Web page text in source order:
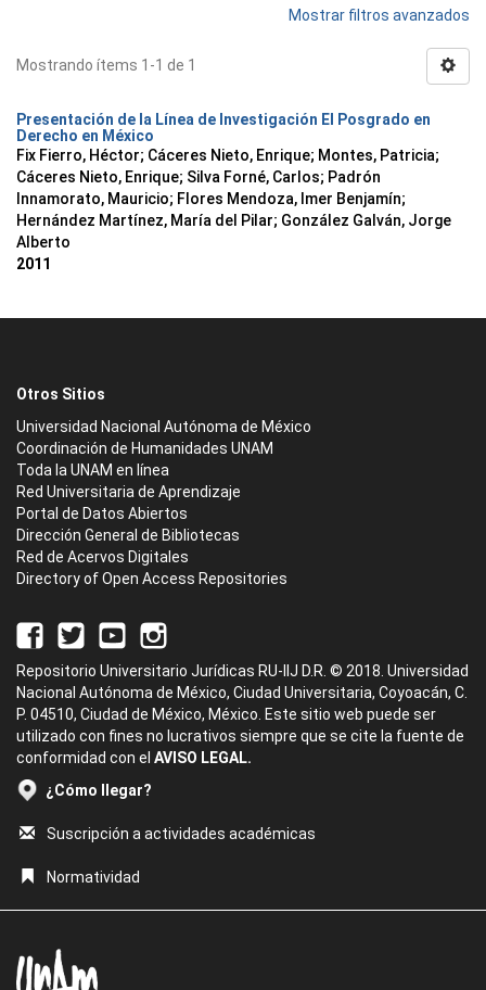
Mostrar filtros avanzados
Mostrando ítems 1-1 de 1
Presentación de la Línea de Investigación El Posgrado en
Derecho en México
Fix Fierro, Héctor; Cáceres Nieto, Enrique; Montes, Patricia;
Cáceres Nieto, Enrique; Silva Forné, Carlos; Padrón
Innamorato, Mauricio; Flores Mendoza, Imer Benjamín;
Hernández Martínez, María del Pilar; González Galván, Jorge
Alberto
2011
Otros Sitios
Universidad Nacional Autónoma de México
Coordinación de Humanidades UNAM
Toda la UNAM en línea
Red Universitaria de Aprendizaje
Portal de Datos Abiertos
Dirección General de Bibliotecas
Red de Acervos Digitales
Directory of Open Access Repositories
Repositorio Universitario Jurídicas RU-IIJ D.R. © 2018. Universidad
Nacional Autónoma de México, Ciudad Universitaria, Coyoacán, C.
P. 04510, Ciudad de México, México. Este sitio web puede ser
utilizado con fines no lucrativos siempre que se cite la fuente de
conformidad con el AVISO LEGAL.
¿Cómo llegar?
Suscripción a actividades académicas
Normatividad